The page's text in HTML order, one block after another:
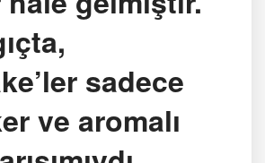
sadece
ve aromalı